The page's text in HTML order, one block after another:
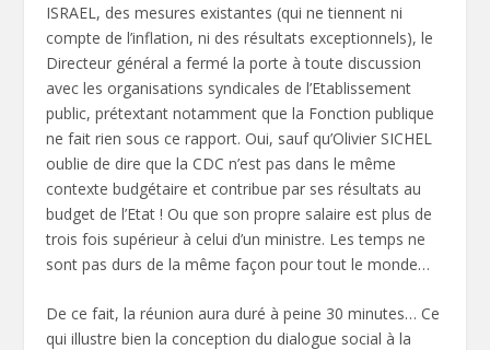
ISRAEL, des mesures existantes (qui ne tiennent ni
compte de l’inflation, ni des résultats exceptionnels), le
Directeur général a fermé la porte à toute discussion
avec les organisations syndicales de l’Etablissement
public, prétextant notamment que la Fonction publique
ne fait rien sous ce rapport. Oui, sauf qu’Olivier SICHEL
oublie de dire que la CDC n’est pas dans le même
contexte budgétaire et contribue par ses résultats au
budget de l’Etat ! Ou que son propre salaire est plus de
trois fois supérieur à celui d’un ministre. Les temps ne
sont pas durs de la même façon pour tout le monde…
De ce fait, la réunion aura duré à peine 30 minutes… Ce
qui illustre bien la conception du dialogue social à la